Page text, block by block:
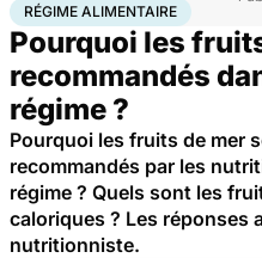
AccueilSantéRégime alimentaire
RÉGIME ALIMENTAIRE
Pourquoi les
recommandés
régime ?
Pourquoi les fruits de mer
recommandés par les
régime ? Quels sont les
caloriques ? Les réponses
nutritionniste.